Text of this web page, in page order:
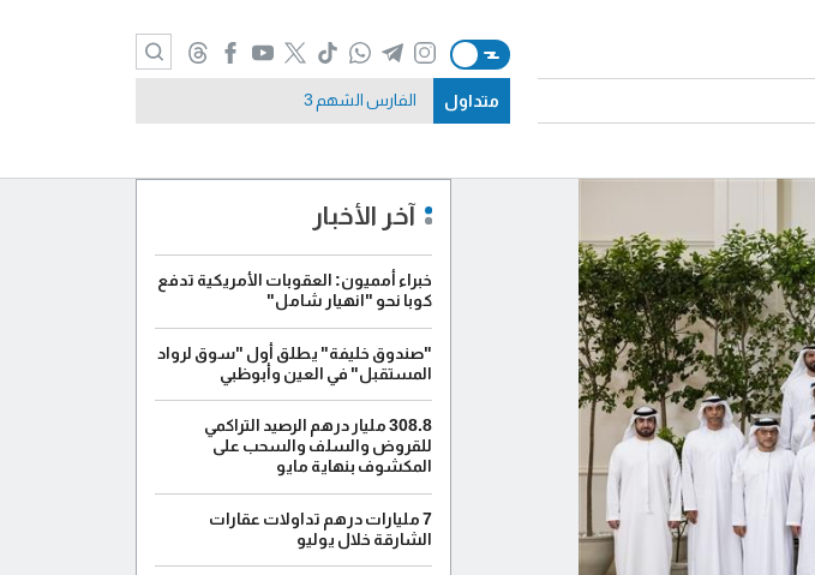
متداول الفارس الشهم 3
آخر الأخبار
خبراء أمميون: العقوبات الأمريكية تدفع
كوبا نحو "انهيار شامل"
"صندوق خليفة" يطلق أول "سوق لرواد
المستقبل" في العين وأبوظبي
308.8 مليار درهم الرصيد التراكمي
للقروض والسلف والسحب على
المكشوف بنهاية مايو
7 مليارات درهم تداولات عقارات
الشارقة خلال يوليو